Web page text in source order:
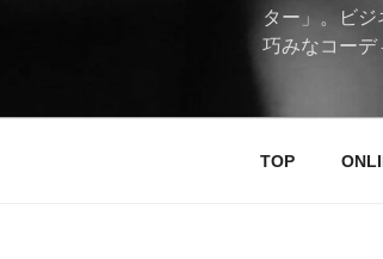
ター」。ビ
巧みなコーデ
TOP